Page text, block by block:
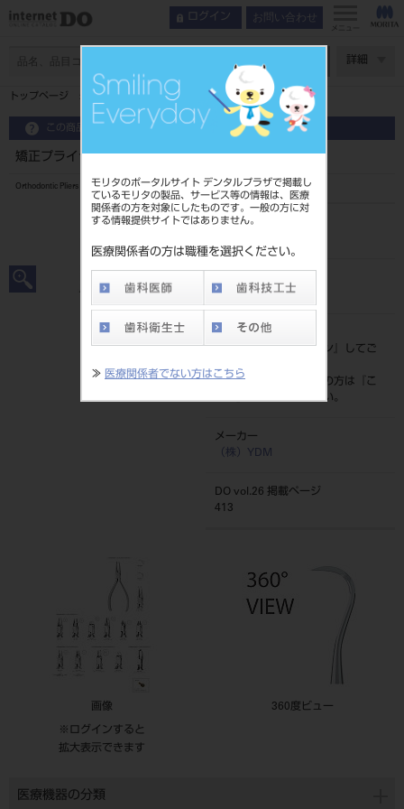
モリタのポータルサイト デンタルプラザで掲載し
ているモリタの製品、サービス等の情報は、医療
関係者の方を対象にしたものです。一般の方に対
する情報提供サイトではありません。
医療関係者の方は職種を選択ください。
≫ 医療関係者でない方はこちら
ログイン お問い合わせ
メニュー
詳細
トップページ 矯正プライヤー ヤング ND-402
この商品に関するお問い合わせ
矯正プライヤー ヤング ND-402
Orthodontic Pliers
品目コード
4963931221424
標準価格
価格の確認は『ログイン
』してご
ネット会員登録がまだの方は『
こ
ちら』より登録ください。
メーカー
（株）YDM
DO vol.26 掲載ページ
413
画像
※ログインすると
拡大表示できます
360度ビュー
医療機器の分類